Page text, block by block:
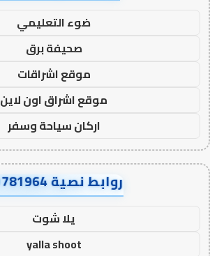
ضوء التعليمي
صحيفة برق
موقع اشراقات
موقع اشراق اون لاين
اركان سياحة وسفر
روابط نصية FD781964
يلا شوت
yalla shoot